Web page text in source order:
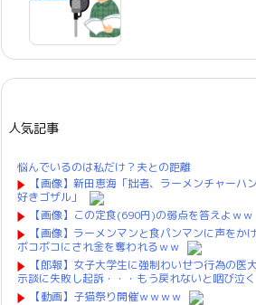
人気記事
悩んでいるのは私だけ？夫との距離
【画像】新田恵海「拙者、ラーメンチャーハ
好きゴザル」
【画像】この定食(690円)の弱点を答えよｗｗ
【画像】ラーメンマンと食パンマンに声をかけ
ボコボコにされ金を奪われるｗｗ
【郎報】女子大学生に強制わいせつ行為の医大
示談に失敗し起訴・・・もう戻れないと咽び泣く
【動画】子猫祭り開催ｗｗｗｗ